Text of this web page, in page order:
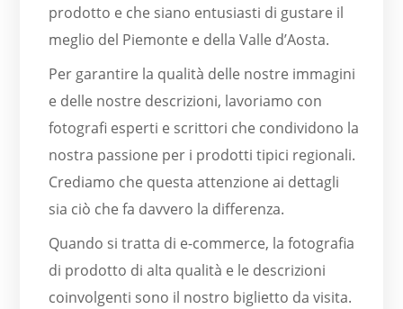
prodotto e che siano entusiasti di gustare il
meglio del Piemonte e della Valle d’Aosta.
Per garantire la qualità delle nostre immagini
e delle nostre descrizioni, lavoriamo con
fotografi esperti e scrittori che condividono la
nostra passione per i prodotti tipici regionali.
Crediamo che questa attenzione ai dettagli
sia ciò che fa davvero la differenza.
Quando si tratta di e-commerce, la fotografia
di prodotto di alta qualità e le descrizioni
coinvolgenti sono il nostro biglietto da visita.